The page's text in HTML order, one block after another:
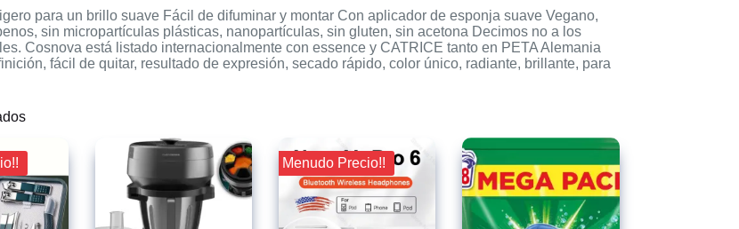
para un brillo suave Fácil de difuminar y montar Con aplicador de esponja suave Vegano,
sin micropartículas plásticas, nanopartículas, sin gluten, sin acetona Decimos no a los
Cosnova está listado internacionalmente con essence y CATRICE tanto en PETA Alemania
fácil de quitar, resultado de expresión, secado rápido, color único, radiante, brillante, para
¡¡ Menudo Precio!!